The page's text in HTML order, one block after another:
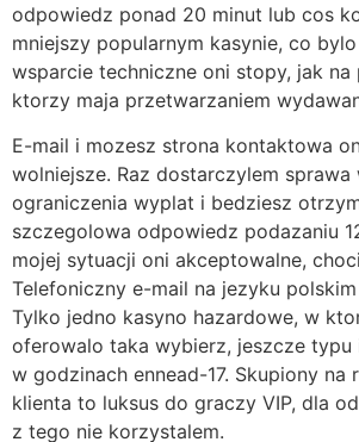
odpowiedz ponad 20 minut lub cos
mniejszy popularnym kasynie, co
wsparcie techniczne oni stopy, jak na
ktorzy maja przetwarzaniem
E-mail i mozesz strona kontaktowa
wolniejsze. Raz dostarczylem sprawa
ograniczenia wyplat i bedziesz
szczegolowa odpowiedz podazaniu
mojej sytuacji oni akceptowalne,
Telefoniczny e-mail na jezyku
Tylko jedno kasyno hazardowe, w
oferowalo taka wybierz, jeszcze typu
w godzinach ennead-17. Skupiony na
klienta to luksus do graczy VIP, dla
z tego nie korzystalem.